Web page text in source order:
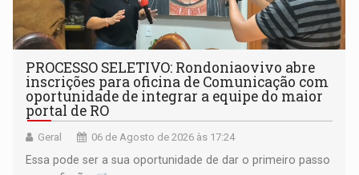
PROCESSO SELETIVO: Rondoniaovivo abre
inscrições para oficina de Comunicação com
oportunidade de integrar a equipe do maior
portal de RO
Geral 06 de Agosto de 2026 às 17:24
Essa pode ser a sua oportunidade de dar o primeiro passo